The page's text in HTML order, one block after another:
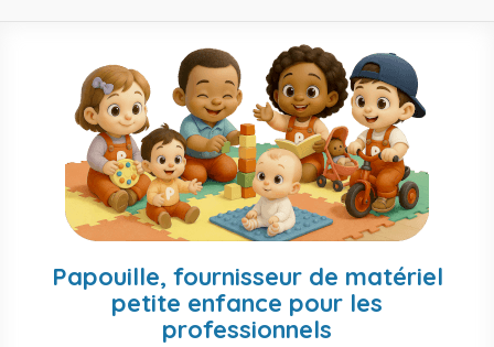
Papouille, fournisseur de matériel
petite enfance pour les
professionnels